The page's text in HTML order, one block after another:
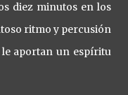
diez minutos en los
ritmo y percusión
aportan un espíritu